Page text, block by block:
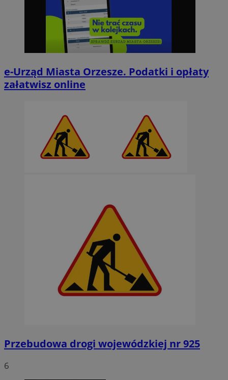
e-Urząd Miasta Orzesze. Podatki i opłaty
załatwisz online
Przebudowa drogi wojewódzkiej nr 925
6